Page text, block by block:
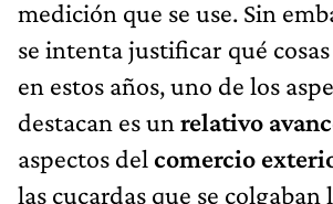
medición que se use. Sin
se intenta justificar qué
en estos años, uno de los
destacan es un relativo
aspectos del comercio
las cucardas que se colgaban